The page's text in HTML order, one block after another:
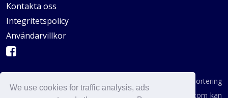
We use cookies for traffic analysis, ads
Kontakta oss
Integritetspolicy
Användarvillkor
AVSKYDANDE: Vi är inte en byrå för konsumentrapportering
enligt definitionen i någon statlig institution. AvoidCaller.com kan